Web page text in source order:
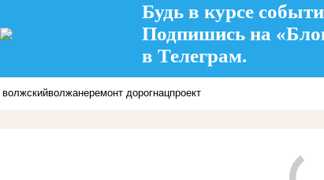
Будь в курсе
Подпишись на
в Телеграм.
волжскийволжанеремонт дорогнацпроект